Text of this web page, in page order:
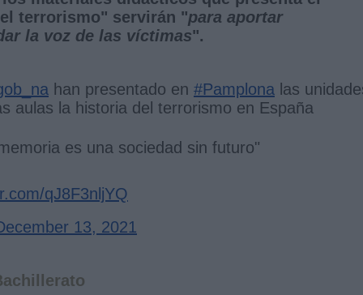
terrorismo" servirán "para aportar
la voz de las víctimas".
han presentado en #Pamplona las
aulas la historia del terrorismo en España
es una sociedad sin futuro"
qJ8F3nljYQ
13, 2021